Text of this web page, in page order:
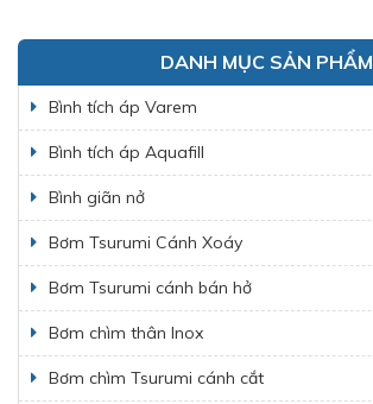
DANH MỤC SẢN PHẨM
Bình tích áp Varem
Bình tích áp Aquafill
Bình giãn nở
Bơm Tsurumi Cánh Xoáy
Bơm Tsurumi cánh bán hở
Bơm chìm thân Inox
Bơm chìm Tsurumi cánh cắt